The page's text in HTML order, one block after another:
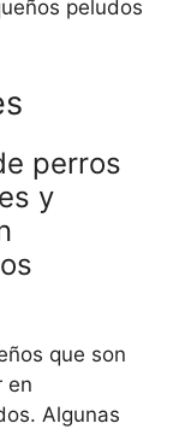
peludos
perros
y
que son
en
Algunas